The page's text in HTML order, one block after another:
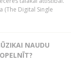
(The Digital Single
NAUDU